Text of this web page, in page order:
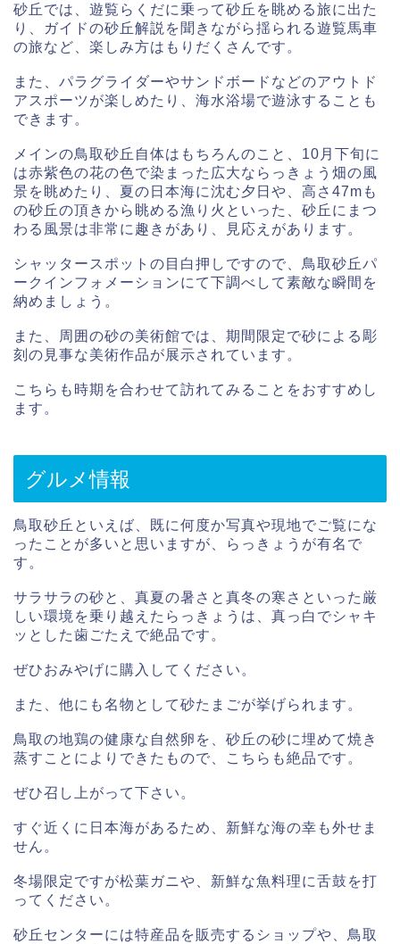
砂丘では、遊覧らくだに乗って砂丘を眺める旅に出た
り、ガイドの砂丘解説を聞きながら揺られる遊覧馬車
の旅など、楽しみ方はもりだくさんです。
また、パラグライダーやサンドボードなどのアウトド
アスポーツが楽しめたり、海水浴場で遊泳することも
できます。
メインの鳥取砂丘自体はもちろんのこと、10月下旬に
は赤紫色の花の色で染まった広大ならっきょう畑の風
景を眺めたり、夏の日本海に沈む夕日や、高さ47mも
の砂丘の頂きから眺める漁り火といった、砂丘にまつ
わる風景は非常に趣きがあり、見応えがあります。
シャッタースポットの目白押しですので、鳥取砂丘パ
ークインフォメーションにて下調べして素敵な瞬間を
納めましょう。
また、周囲の砂の美術館では、期間限定で砂による彫
刻の見事な美術作品が展示されています。
こちらも時期を合わせて訪れてみることをおすすめし
ます。
グルメ情報
鳥取砂丘といえば、既に何度か写真や現地でご覧にな
ったことが多いと思いますが、らっきょうが有名で
す。
サラサラの砂と、真夏の暑さと真冬の寒さといった厳
しい環境を乗り越えたらっきょうは、真っ白でシャキ
ッとした歯ごたえで絶品です。
ぜひおみやげに購入してください。
また、他にも名物として砂たまごが挙げられます。
鳥取の地鶏の健康な自然卵を、砂丘の砂に埋めて焼き
蒸すことによりできたもので、こちらも絶品です。
ぜひ召し上がって下さい。
すぐ近くに日本海があるため、新鮮な海の幸も外せま
せん。
冬場限定ですが松葉ガニや、新鮮な魚料理に舌鼓を打
ってください。
砂丘センターには特産品を販売するショップや、鳥取